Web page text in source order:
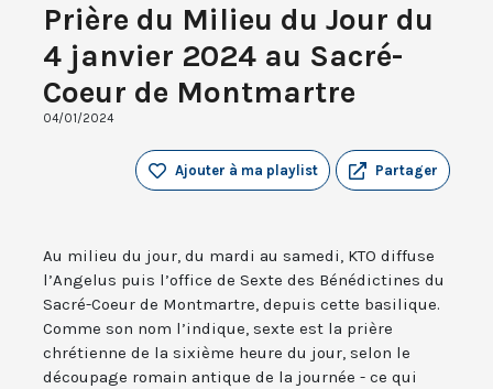
Prière du Milieu du Jour du
4 janvier 2024 au Sacré-
Coeur de Montmartre
04/01/2024
Partager
Ajouter à ma playlist
Au milieu du jour, du mardi au samedi, KTO diffuse
l’Angelus puis l’office de Sexte des Bénédictines du
Sacré-Coeur de Montmartre, depuis cette basilique.
Comme son nom l’indique, sexte est la prière
chrétienne de la sixième heure du jour, selon le
découpage romain antique de la journée - ce qui